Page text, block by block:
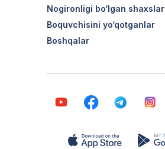
Nogironligi bo‘lgan shaxslar
Boquvchisini yo‘qotganlar
Boshqalar